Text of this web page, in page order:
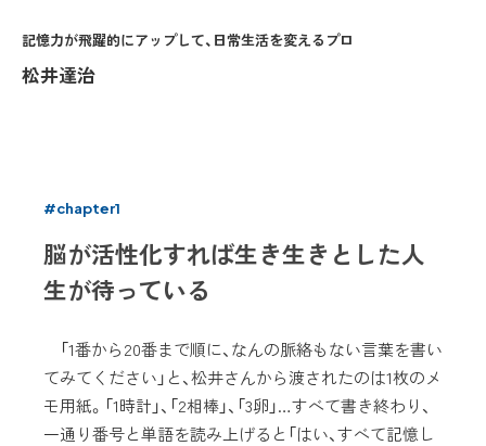
記憶力が飛躍的にアップして、日常生活を変えるプロ
松井達治
#chapter1
脳が活性化すれば生き生きとした人
生が待っている
「1番から20番まで順に、なんの脈絡もない言葉を書い
てみてください」と、松井さんから渡されたのは1枚のメ
モ用紙。「1時計」、「2相棒」、「3卵」…すべて書き終わり、
一通り番号と単語を読み上げると「はい、すべて記憶し